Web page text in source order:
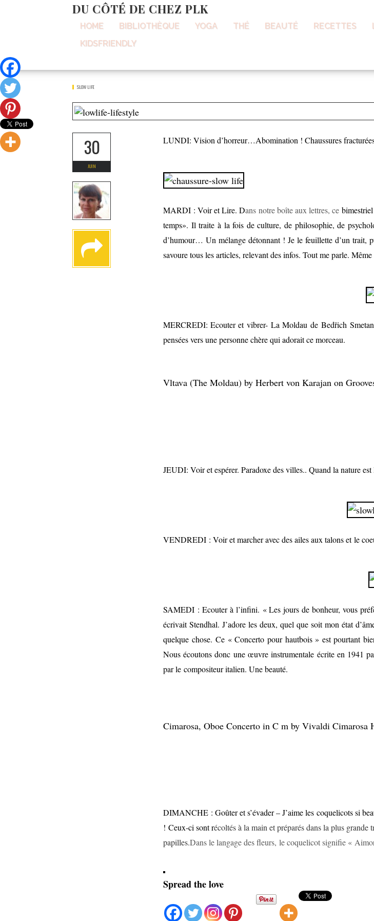
DU CÔTÉ DE CHEZ PLK
HOME BIBLIOTHÈQUE YOGA THÉ BEAUTÉ RECETTES
KIDSFRIENDLY
Home Lifestyle Slow Life Une Semaine, Une Image, Un Son : Slow Life #2
Une semaine, une image, un
SLOW LIFE
30
JUIN
LUNDI: Vision d’horreur…Abomination ! Chaussures
MARDI : Voir et Lire. Dans notre boîte aux lettres, cebimestriel
temps». Il traite à la fois de culture, de philosophie, de
d’humour… Un mélange détonnant ! Je le feuillette d’un trait,
savoure tous les articles, relevant des infos. Tout me parle.
MERCREDI: Ecouter et vibrer- La MoldaudeBedřich
pensées vers une personne chère qui adorait ce morceau.
Vltava (The Moldau) by Herbert von Karajan on
JEUDI: Voir et espérer. Paradoxe des villes.. Quand la nature
VENDREDI : Voir et marcher avec des ailes aux
SAMEDI : Ecouter à l’infini. «Les jours de bonheur, vous
écrivait Stendhal. J’adore les deux, quel que soit mon état
quelque chose.Ce « Concerto pour hautbois » est pourtant
Nous écoutons donc une œuvre instrumentale écrite en 1941
par le compositeur italien. Une beauté.
Cimarosa, Oboe Concerto in C m by Vivaldi Cimarosa
DIMANCHE : Goûter et s’évader – J’aime les coquelicots si
! Ceux-ci sont récoltés à la main et préparés dans la plus grande
papilles.Dans le langage des fleurs, le coquelicot signifie «
Spread the love